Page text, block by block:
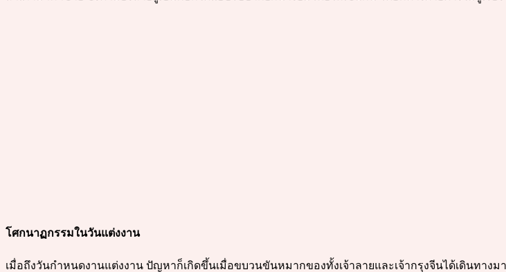
โศกนาฏกรรมในวันแต่งงาน
เมื่อถึงวันกำหนดงานแต่งงาน ปัญหาก็เกิดขึ้นเมื่อขบวนขันหมากของทั้งเจ้าลายและเจ้ากรุงจีนได้เดินทาง